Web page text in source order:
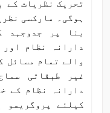
تحریک نظریات کے
ہوگی۔ مارکسی
بنا پر جدوجہد
دارانہ نظام
والے تمام مسائل
غیر طبقاتی
دارانہ نظام کے
کیلئے پروگریسو